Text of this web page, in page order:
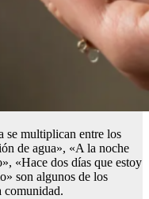
se multiplican entre los
de agua», «A la noche
«Hace dos días que estoy
son algunos de los
comunidad.